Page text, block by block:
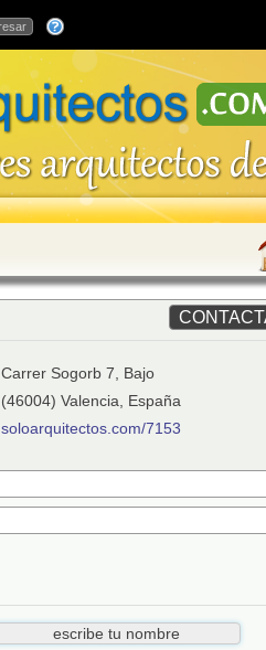
Carrer Sogorb 7, Bajo
(46004) Valencia
España
soloarquitectos.com/7153